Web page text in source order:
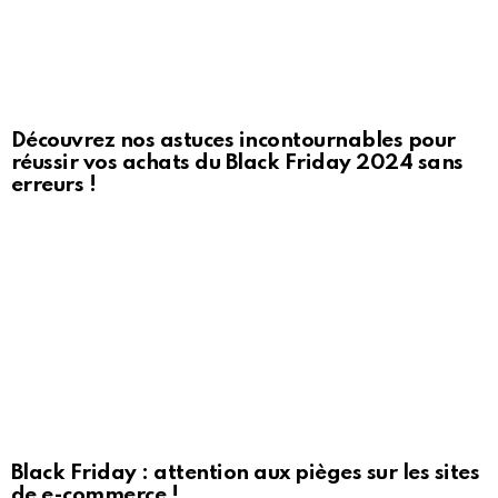
Découvrez nos astuces incontournables pour
réussir vos achats du Black Friday 2024 sans
erreurs !
Black Friday : attention aux pièges sur les sites